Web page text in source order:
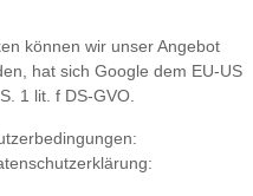
können wir unser Angebot
hat sich Google dem EU-US
1 lit. f DS-GVO.